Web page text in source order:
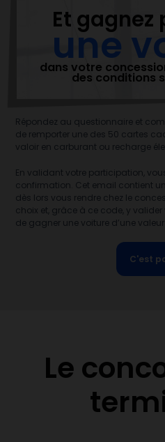
Et
une
dans votre
des conditions
Répondez au questionnaire et
de remporter une des 50 cartes
valoir en carburant ou recharge
En validant votre participation,
confirmation. Cet email contient
dès lors vous rendre chez le
choix et, grâce à ce code, y
de gagner une voiture d’une
C'est
Le